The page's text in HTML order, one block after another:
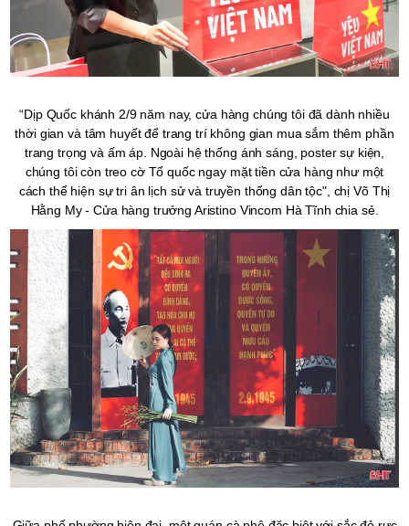
“Dịp Quốc khánh 2/9 năm nay, cửa hàng chúng tôi đã dành nhiều
thời gian và tâm huyết để trang trí không gian mua sắm thêm phần
trang trọng và ấm áp. Ngoài hệ thống ánh sáng, poster sự kiện,
chúng tôi còn treo cờ Tổ quốc ngay mặt tiền cửa hàng như một
cách thể hiện sự tri ân lịch sử và truyền thống dân tộc", chị Võ Thị
Hằng My - Cửa hàng trưởng Aristino Vincom Hà Tĩnh chia sẻ.